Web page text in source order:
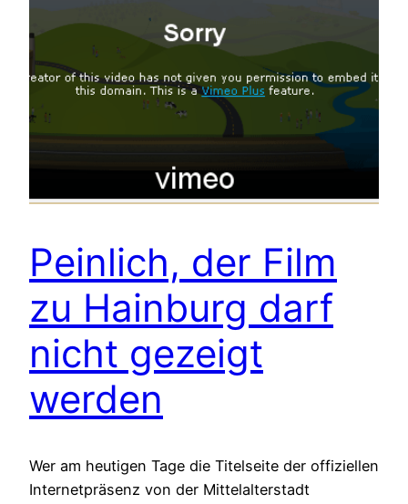
Peinlich, der Film
zu Hainburg darf
nicht gezeigt
werden
Wer am heutigen Tage die Titelseite der offiziellen
Internetpräsenz von der Mittelalterstadt